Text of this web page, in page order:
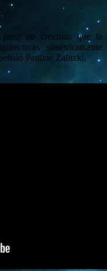
pero no creemos que la
simétricamente
Pauline Zalitzki.